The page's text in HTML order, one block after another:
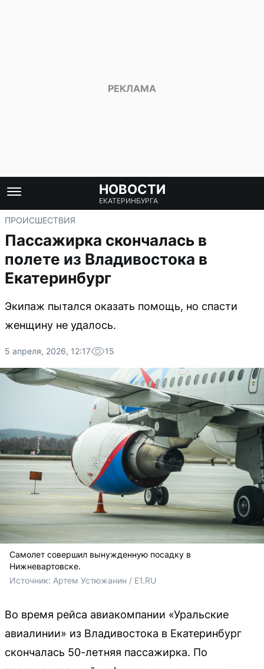
НОВОСТИ
ЕКАТЕРИНБУРГА
ПРОИСШЕСТВИЯ
Пассажирка скончалась в
полете из Владивостока в
Екатеринбург
Экипаж пытался оказать помощь, но спасти
женщину не удалось.
5 апреля, 2026, 12:17 15
Самолет совершил вынужденную посадку в
Нижневартовске.
Источник: Артем Устюжанин / E1.RU
Во время рейса авиакомпании «Уральские
авиалинии» из Владивостока в Екатеринбург
скончалась 50-летняя пассажирка. По